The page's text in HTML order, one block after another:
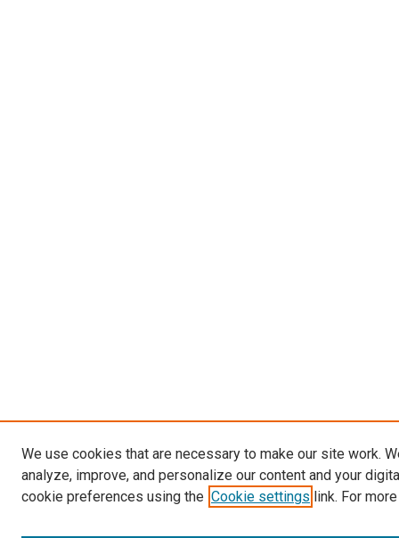
We use cookies that are necessary to make our site work.
analyze, improve, and personalize our content and your
cookie preferences using the Cookie settings link. For